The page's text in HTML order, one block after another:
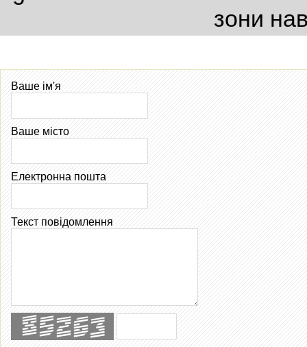
зони
Ваше ім'я
Ваше місто
Електронна пошта
Текст повідомлення